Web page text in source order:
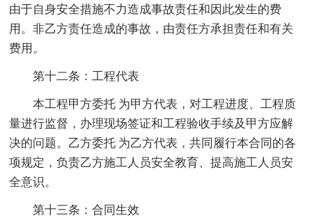
由于自身安全措施不力造成事故责任和因此发生的费
用。非乙方责任造成的事故，由责任方承担责任和有关
费用。
第十二条：工程代表
本工程甲方委托 为甲方代表，对工程进度、工程质
量进行监督，办理现场签证和工程验收手续及甲方应解
决的问题。乙方委托 为乙方代表，共同履行本合同的各
项规定，负责乙方施工人员安全教育、提高施工人员安
全意识。
第十三条：合同生效